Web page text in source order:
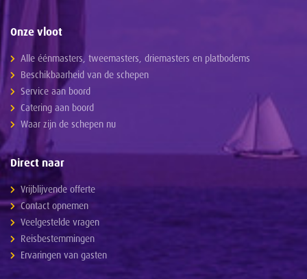
Onze vloot
Alle éénmasters, tweemasters, driemasters en platbodems
Beschikbaarheid van de schepen
Service aan boord
Catering aan boord
Waar zijn de schepen nu
Direct naar
Vrijblijvende offerte
Contact opnemen
Veelgestelde vragen
Reisbestemmingen
Ervaringen van gasten